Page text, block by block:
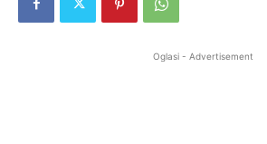
Oglasi - Advertisement